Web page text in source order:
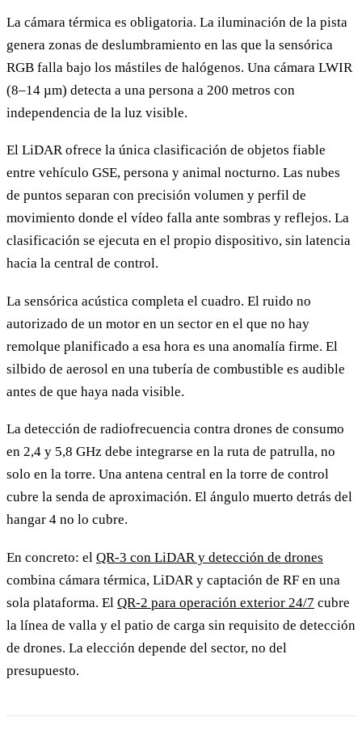
La cámara térmica es obligatoria. La iluminación de la pista
genera zonas de deslumbramiento en las que la sensórica
RGB falla bajo los mástiles de halógenos. Una cámara LWIR
(8–14 µm) detecta a una persona a 200 metros con
independencia de la luz visible.
El LiDAR ofrece la única clasificación de objetos fiable
entre vehículo GSE, persona y animal nocturno. Las nubes
de puntos separan con precisión volumen y perfil de
movimiento donde el vídeo falla ante sombras y reflejos. La
clasificación se ejecuta en el propio dispositivo, sin latencia
hacia la central de control.
La sensórica acústica completa el cuadro. El ruido no
autorizado de un motor en un sector en el que no hay
remolque planificado a esa hora es una anomalía firme. El
silbido de aerosol en una tubería de combustible es audible
antes de que haya nada visible.
La detección de radiofrecuencia contra drones de consumo
en 2,4 y 5,8 GHz debe integrarse en la ruta de patrulla, no
solo en la torre. Una antena central en la torre de control
cubre la senda de aproximación. El ángulo muerto detrás del
hangar 4 no lo cubre.
En concreto: el QR-3 con LiDAR y detección de drones
combina cámara térmica, LiDAR y captación de RF en una
sola plataforma. El QR-2 para operación exterior 24/7 cubre
la línea de valla y el patio de carga sin requisito de detección
de drones. La elección depende del sector, no del
presupuesto.